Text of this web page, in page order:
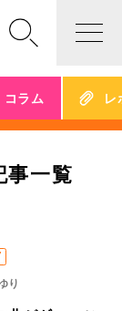
コラム レ
事一覧
り